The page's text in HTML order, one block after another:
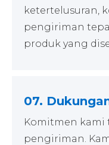
ketertelusuran,
pengiriman
produk yang
07.
Komitmen kami
pengiriman.